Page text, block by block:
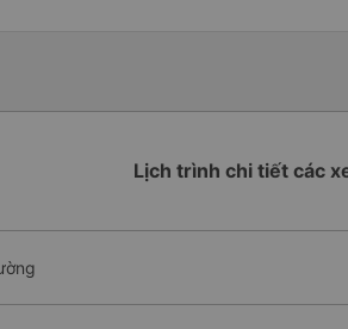
Lịch trình chi tiết các